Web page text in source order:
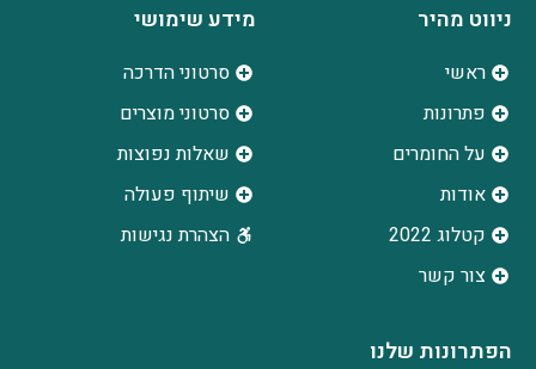
ניווט מהיר
ראשי
פתרונות
על החומרים
אודות
קטלוג 2022
צור קשר
מידע שימושי
סרטוני הדרכה
סרטוני מוצרים
שאלות נפוצות
שיתוף פעולה
הצהרת נגישות
הפתרונות שלנו